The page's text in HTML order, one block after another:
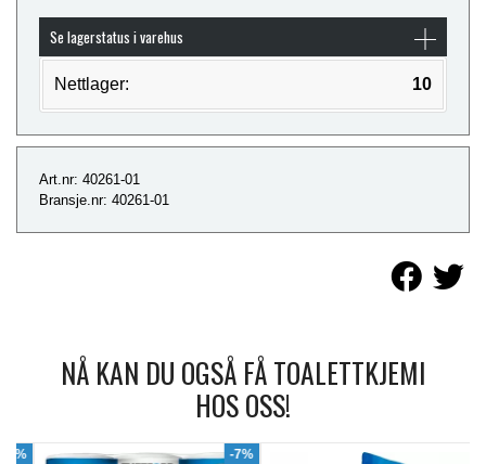
Se lagerstatus i varehus
Nettlager: 10
Art.nr: 40261-01
Bransje.nr: 40261-01
NÅ KAN DU OGSÅ FÅ TOALETTKJEMI
HOS OSS!
-7%